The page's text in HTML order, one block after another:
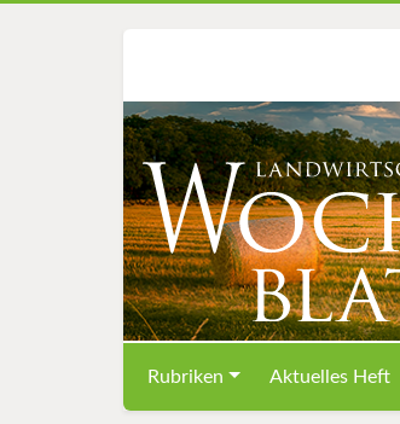
Rubriken Aktuelles Heft